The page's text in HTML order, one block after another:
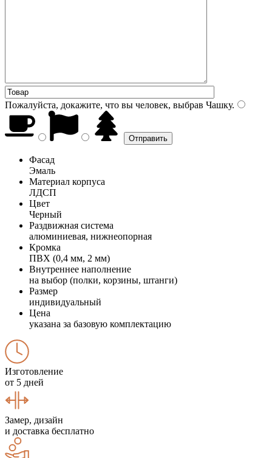
Пожалуйста, докажите, что вы человек, выбрав Чашку.
Фасад
Эмаль
Материал корпуса
ЛДСП
Цвет
Черный
Раздвижная система
алюминиевая, нижнеопорная
Кромка
ПВХ (0,4 мм, 2 мм)
Внутреннее наполнение
на выбор (полки, корзины, штанги)
Размер
индивидуальный
Цена
указана за базовую комплектацию
Изготовление
от 5 дней
Замер, дизайн
и доставка бесплатно